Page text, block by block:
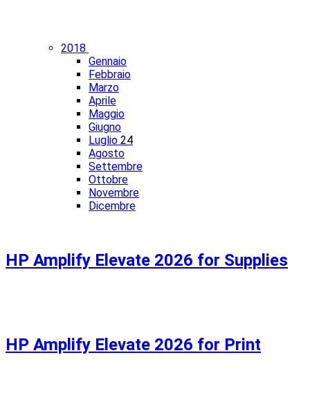
2018
Gennaio
Febbraio
Marzo
Aprile
Maggio
Giugno
Luglio 24
Agosto
Settembre
Ottobre
Novembre
Dicembre
HP Amplify Elevate 2026 for Supplies
HP Amplify Elevate 2026 for Print